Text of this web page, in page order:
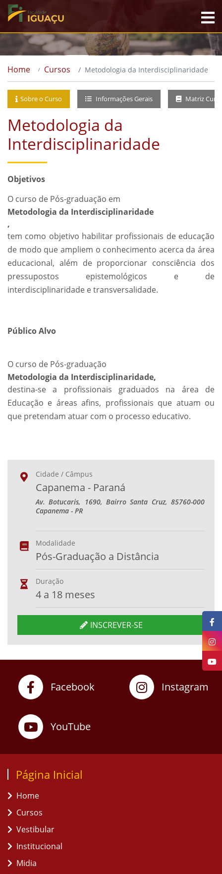
Home Cursos Metodologia da Interdisciplinaridade
Sobre o Curso Informações Gerais Matriz
Metodologia da
Interdisciplinaridade
Objetivos
O curso de Pós-graduação em
Metodologia da Interdisciplinaridade
,
tem como objetivo habilitar profissionais de educação
de modo que ampliem o conhecimento acerca da área
educacional, além de proporcionar consciência dos
pressupostos epistemológicos e de
interdisciplinaridade e transversalidade.
Público Alvo
O curso de Pós-graduação
Metodologia da Interdisciplinaridade,
destina-se a profissionais graduados na área de
Educação e áreas afins, profissionais que atuam ou
que pretendam atuar com o processo educativo.
Cidade / Câmpus
Capanema - Paraná
Av. Botucaris, 1690, Bairro Santa Cruz, 85760-000
Capanema - PR
Modalidade
Pós-Graduação a Distância
Duração
4 a 18 meses
INSCREVER-SE
Facebook Instagram
YouTube
Página Inicial
Home
Cursos
Vestibular
Institucional
Midia